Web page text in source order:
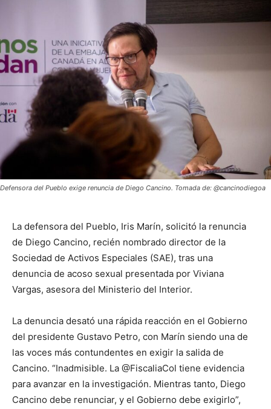
Defensora del Pueblo exige renuncia de Diego Cancino. Tomada de: @cancinodiegoa
La defensora del Pueblo, Iris Marín, solicitó la renuncia
de Diego Cancino, recién nombrado director de la
Sociedad de Activos Especiales (SAE), tras una
denuncia de acoso sexual presentada por Viviana
Vargas, asesora del Ministerio del Interior.
La denuncia desató una rápida reacción en el Gobierno
del presidente Gustavo Petro, con Marín siendo una de
las voces más contundentes en exigir la salida de
Cancino. “Inadmisible. La @FiscaliaCol tiene evidencia
para avanzar en la investigación. Mientras tanto, Diego
Cancino debe renunciar, y el Gobierno debe exigirlo”,